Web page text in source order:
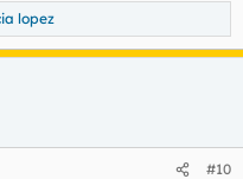
lopez
#10